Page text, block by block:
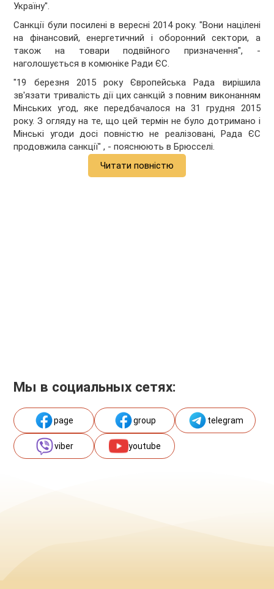
Україну".
Санкції були посилені в вересні 2014 року. "Вони націлені
на фінансовий, енергетичний і оборонний сектори, а
також на товари подвійного призначення", -
наголошується в комюніке Ради ЄС.
"19 березня 2015 року Європейська Рада вирішила
зв'язати тривалість дії цих санкцій з повним виконанням
Мінських угод, яке передбачалося на 31 грудня 2015
року. З огляду на те, що цей термін не було дотримано і
Мінські угоди досі повністю не реалізовані, Рада ЄС
продовжила санкції" , - пояснюють в Брюсселі.
Читати повністю
Мы в социальных сетях:
page group telegram
viber youtube